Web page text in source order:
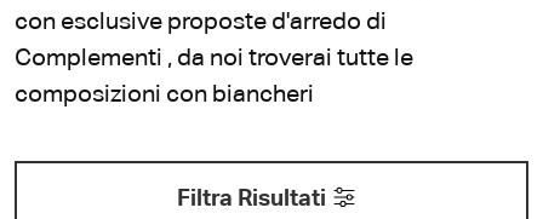
con esclusive proposte d'arredo di
Complementi , da noi troverai tutte le
composizioni con biancheri
Filtra Risultati